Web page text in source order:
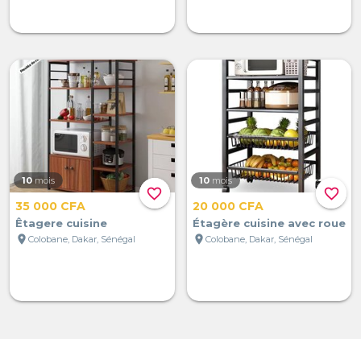
favorite_border
10 mois
35 000 CFA
Êtagere cuisine
location_on Colobane, Dakar, Sénégal
favorite_border
10 mois
20 000 CFA
Étagère cuisine avec roue
location_on Colobane, Dakar, Sénégal